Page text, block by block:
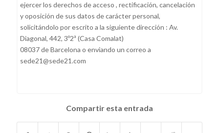
ejercer los derechos de acceso , rectificación, cancelación
y oposición de sus datos de carácter personal,
solicitándolo por escrito a la siguiente dirección : Av.
Diagonal, 442, 3º2ª (Casa Comalat)
08037 de Barcelona o enviando un correo a
sede21@sede21.com
Compartir esta entrada